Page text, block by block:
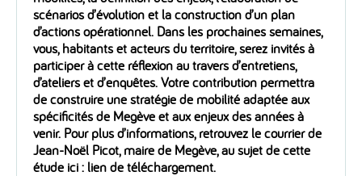
scénarios d’évolution et la construction d’un plan
d’actions opérationnel. Dans les prochaines semaines,
vous, habitants et acteurs du territoire, serez invités à
participer à cette réflexion au travers d’entretiens,
d’ateliers et d’enquêtes. Votre contribution permettra
de construire une stratégie de mobilité adaptée aux
spécificités de Megève et aux enjeux des années à
venir. Pour plus d’informations, retrouvez le courrier de
Jean-Noël Picot, maire de Megève, au sujet de cette
étude ici : lien de téléchargement.